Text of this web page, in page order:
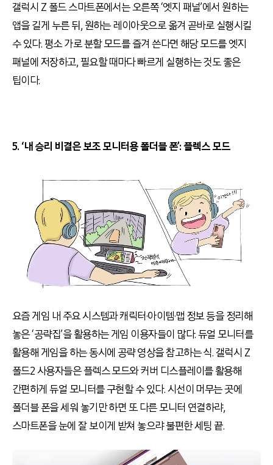
갤럭시 Z 폴드 스마트폰에서는 오른쪽 ‘엣지 패널’에서 원하는
앱을 길게 누른 뒤, 원하는 레이아웃으로 옮겨 곧바로 실행시킬
수 있다. 평소 가로 분할 모드를 즐겨 쓴다면 해당 모드를 엣지
패널에 저장하고, 필요할 때마다 빠르게 실행하는 것도 좋은
팁이다.
5. ‘내 승리 비결은 보조 모니터용 폴더블 폰’: 플렉스 모드
요즘 게임 내 주요 시스템과 캐릭터·아이템·맵 정보 등을 정리해
놓은 ‘공략집’을 활용하는 게임 이용자들이 많다. 듀얼 모니터를
활용해 게임을 하는 동시에 공략 영상을 참고하는 식. 갤럭시 Z
폴드2 사용자들은 플렉스 모드와 커버 디스플레이를 활용해
간편하게 듀얼 모니터를 구현할 수 있다. 시선이 머무는 곳에
폴더블 폰을 세워 놓기만 하면 또 다른 모니터 연결하랴,
스마트폰을 눈에 잘 보이게 받쳐 놓으랴 불편한 세팅 끝.